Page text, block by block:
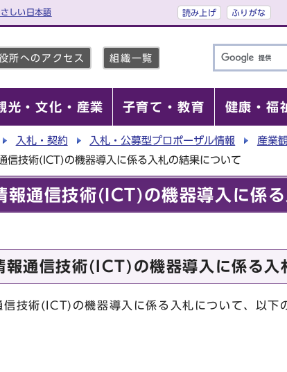
しい日本語 読み上げ ふりがな
所へのアクセス 組織一覧
光・文化・産業 子育て・教育 健康・福
入札・契約 入札・公募型プロポーザル情報
産業
信技術(ICT)の機器導入に係る入札の結果について
報通信技術(ICT)の機器導入に係
報通信技術(ICT)の機器導入に係る入
技術(ICT)の機器導入に係る入札について、以下